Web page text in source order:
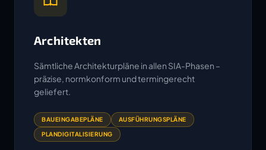
Architekten
Sämtliche Architekturpläne in allen SIA-Phasen –
präzise, normkonform und termingerecht
geliefert.
BAUEINGABEPLÄNE AUSFÜHRUNGSPLÄNE
PLANDIGITALISIERUNG